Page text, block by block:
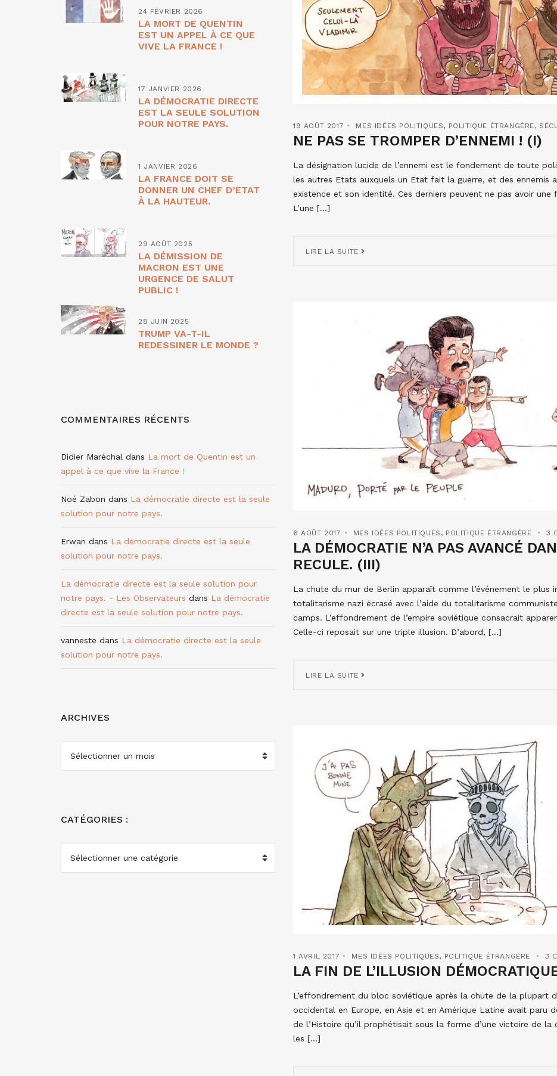
19 AOÛT 2017 MES IDÉES POLITIQUES, POLITIQUE ÉTRANGÈRE,
NE PAS SE TROMPER D’ENNEMI ! (I)
La désignation lucide de l’ennemi est le fondement de toute
les autres Etats auxquels un Etat fait la guerre, et des ennemis
existence et son identité. Ces derniers peuvent ne pas avoir
L’une […]
LIRE LA SUITE
6 AOÛT 2017 MES IDÉES POLITIQUES , POLITIQUE ÉTRANGÈRE 3
LA DÉMOCRATIE N’A PAS AVANCÉ
RECULE. (III)
La chute du mur de Berlin apparaît comme l’événement le plus
totalitarisme nazi écrasé avec l’aide du totalitarisme
camps. L’effondrement de l’empire soviétique consacrait
Celle-ci reposait sur une triple illusion. D’abord, […]
LIRE LA SUITE
1 AVRIL 2017 MES IDÉES POLITIQUES, POLITIQUE ÉTRANGÈRE 3
LA FIN DE L’ILLUSION
L’effondrement du bloc soviétique après la chute de la plupart
occidental en Europe, en Asie et en Amérique Latine avait paru
de l’Histoire qu’il prophétisait sous la forme d’une victoire de
les […]
24 FÉVRIER 2026
LA MORT DE QUENTIN
EST UN APPEL À CE QUE
VIVE LA FRANCE !
17 JANVIER 2026
LA DÉMOCRATIE DIRECTE
EST LA SEULE SOLUTION
POUR NOTRE PAYS.
1 JANVIER 2026
LA FRANCE DOIT SE
DONNER UN CHEF D’ETAT
À LA HAUTEUR.
29 AOÛT 2025
LA DÉMISSION DE
MACRON EST UNE
URGENCE DE SALUT
PUBLIC !
28 JUIN 2025
TRUMP VA-T-IL
REDESSINER LE MONDE ?
COMMENTAIRES RÉCENTS
Didier Maréchal dans La mort de Quentin est un
appel à ce que vive la France !
Noé Zabon dans La démocratie directe est la seule
solution pour notre pays.
Erwan dans La démocratie directe est la seule
solution pour notre pays.
La démocratie directe est la seule solution pour
notre pays. - Les Observateurs dans La démocratie
directe est la seule solution pour notre pays.
vanneste dans La démocratie directe est la seule
solution pour notre pays.
ARCHIVES
ARCHIVES
CATÉGORIES :
CATÉGORIES